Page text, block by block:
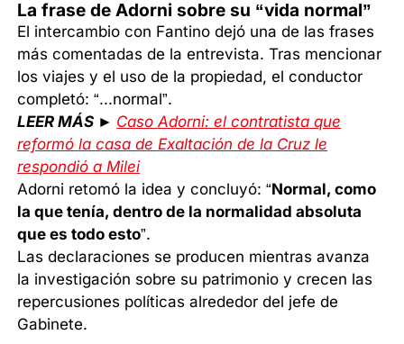
La frase de Adorni sobre su “vida normal”
El intercambio con Fantino dejó una de las frases
más comentadas de la entrevista. Tras mencionar
los viajes y el uso de la propiedad, el conductor
completó: “...normal”.
LEER MÁS ► Caso Adorni: el contratista que
reformó la casa de Exaltación de la Cruz le
respondió a Milei
Adorni retomó la idea y concluyó: “Normal, como
la que tenía, dentro de la normalidad absoluta
que es todo esto”.
Las declaraciones se producen mientras avanza
la investigación sobre su patrimonio y crecen las
repercusiones políticas alrededor del jefe de
Gabinete.